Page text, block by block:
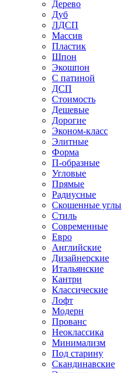
Дерево
Дуб
ЛДСП
Массив
Пластик
Шпон
Экошпон
С патиной
ДСП
Стоимость
Дешевые
Дорогие
Эконом-класс
Элитные
Форма
П-образные
Угловые
Прямые
Радиусные
Скошенные углы
Стиль
Современные
Евро
Английские
Дизайнерские
Итальянские
Кантри
Классические
Лофт
Модерн
Прованс
Неоклассика
Минимализм
Под старину
Скандинавские